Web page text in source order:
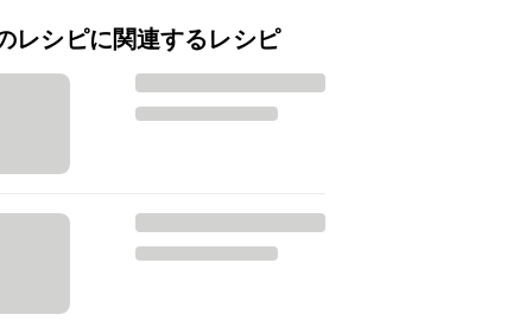
レシピに関連するレシピ